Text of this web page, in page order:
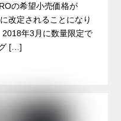
の希望小売価格が
改定されることになり
年3月に数量限定で
[…]